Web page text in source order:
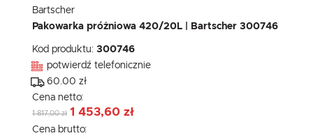
Bartscher
Pakowarka próżniowa 420/20L | Bartscher 300746
Kod produktu: 300746
potwierdź telefonicznie
60.00 zł
Cena netto:
1 817,00 zł 1 453,60 zł
Cena brutto: